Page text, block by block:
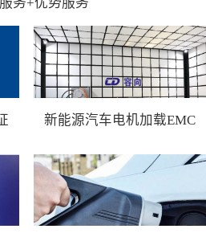
新能源汽车电机加载EMC